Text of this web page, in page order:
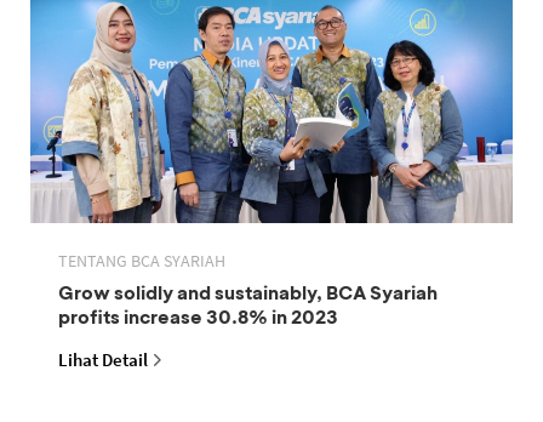
TENTANG BCA SYARIAH
Grow solidly and sustainably, BCA Syariah
profits increase 30.8% in 2023
Lihat Detail